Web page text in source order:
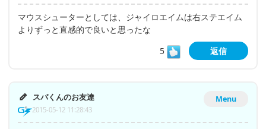
マウスシューターとしては、ジャイロエイムは右ステエイム
よりずっと直感的で良いと思ったな
5
返信
Menu
スパくんのお友達
2015-05-12 11:28:43